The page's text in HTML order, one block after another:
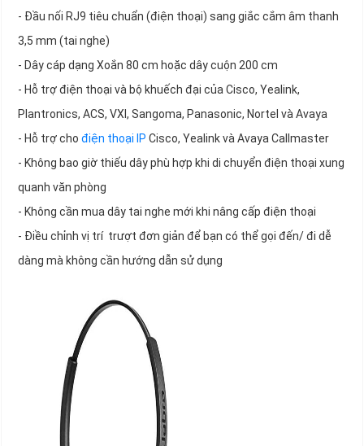
- Đầu nối RJ9 tiêu chuẩn (điện thoại) sang giắc cắm âm thanh
3,5 mm (tai nghe)
- Dây cáp dạng Xoắn 80 cm hoặc dây cuộn 200 cm
- Hỗ trợ điện thoại và bộ khuếch đại của Cisco, Yealink,
Plantronics, ACS, VXI, Sangoma, Panasonic, Nortel và Avaya
- Hỗ trợ cho điện thoại IP Cisco, Yealink và Avaya Callmaster
- Không bao giờ thiếu dây phù hợp khi di chuyển điện thoại xung
quanh văn phòng
- Không cần mua dây tai nghe mới khi nâng cấp điện thoại
- Điều chỉnh vị trí trượt đơn giản để bạn có thể gọi đến/ đi dễ
dàng mà không cần hướng dẫn sử dụng